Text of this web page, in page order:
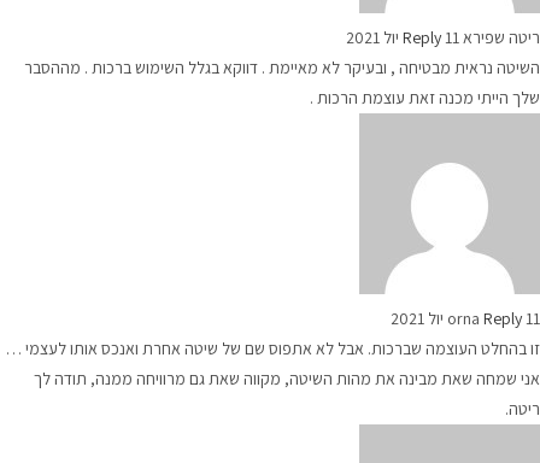
ריטה שפירא Reply11 יול 2021
השיטה נראית מבטיחה , ובעיקר לא מאיימת . דווקא בגלל השימוש ברכות . מההסבר
שלך הייתי מכנה זאת עוצמת הרכות .
orna Reply11 יול 2021
זו בהחלט העוצמה שברכות. אבל לא אתפוס שם של שיטה אחרת ואנכס אותו לעצמי …
אני שמחה שאת מבינה את מהות השיטה, מקווה שאת גם מרוויחה ממנה, תודה לך
ריטה.